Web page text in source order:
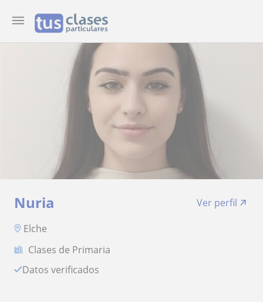
Nuria
Ver perfil
Elche
Clases de Primaria
Datos verificados